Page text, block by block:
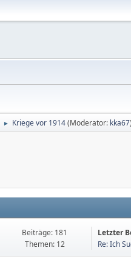
► Kriege vor 1914(Moderator: kka67)
Beiträge: 181
Themen: 12
Letzter
Re: Ich